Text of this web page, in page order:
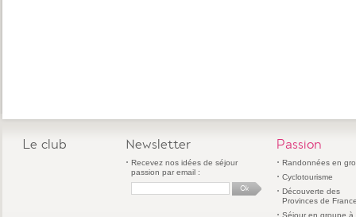
Le club Newsletter
Recevez nos idées de séjour
passion par email :
Passion
Randonnées en
Cyclotourisme
Découverte des
Provinces de
Séjour en groupe à